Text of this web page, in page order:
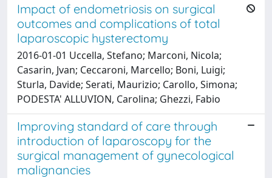
Impact of endometriosis on surgical
outcomes and complications of total
laparoscopic hysterectomy
2016-01-01 Uccella, Stefano; Marconi, Nicola;
Casarin, Jvan; Ceccaroni, Marcello; Boni, Luigi;
Sturla, Davide; Serati, Maurizio; Carollo, Simona;
PODESTA' ALLUVION, Carolina; Ghezzi, Fabio
Improving standard of care through
introduction of laparoscopy for the
surgical management of gynecological
malignancies